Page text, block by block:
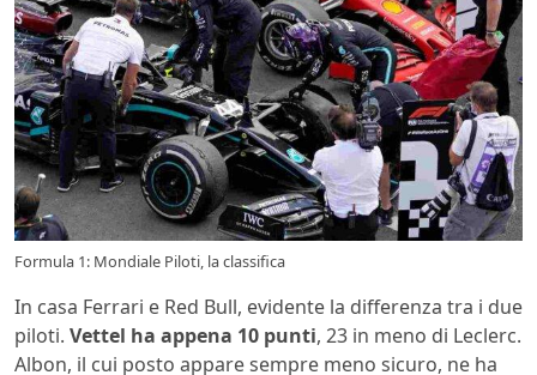
Formula 1: Mondiale Piloti, la classifica
In casa Ferrari e Red Bull, evidente la differenza tra i due
piloti. Vettel ha appena 10 punti, 23 in meno di Leclerc.
Albon, il cui posto appare sempre meno sicuro, ne ha